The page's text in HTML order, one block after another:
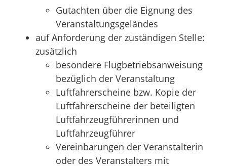
Gutachten über die Eignung des
Veranstaltungsgeländes
auf Anforderung der zuständigen Stelle:
zusätzlich
besondere Flugbetriebsanweisung
bezüglich der Veranstaltung
Luftfahrerscheine bzw. Kopie der
Luftfahrerscheine der beteiligten
Luftfahrzeugführerinnen und
Luftfahrzeugführer
Vereinbarungen der Veranstalterin
oder des Veranstalters mit